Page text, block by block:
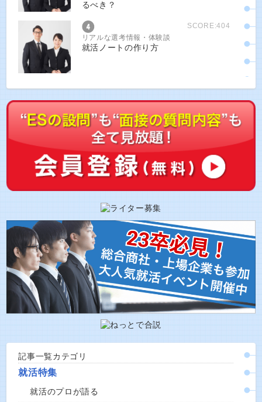
るべき？
SCORE:404
リアルな選考情報・体験談
就活ノートの作り方
記事一覧カテゴリ
就活特集
就活のプロが語る